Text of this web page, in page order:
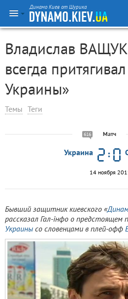
Динамо Киев от Шурика
Владислав
всегда
Украины»
Темы Теги
616 Матч
Украина
14 ноября
Бывший защитник киевского «
рассказал Гал-інфо о предстоящем
Украины со словенцами в плей-офф